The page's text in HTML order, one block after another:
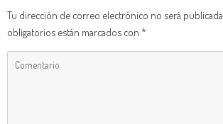
Tu dirección de correo electrónico no será publicada.
obligatorios están marcados con *